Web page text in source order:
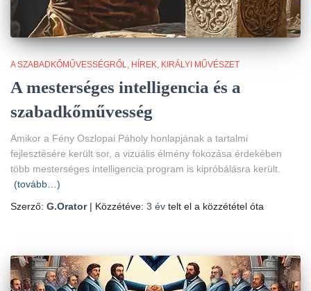
A SZABADKŐMŰVESSÉGRŐL HÍREK KIRÁLYI MŰVÉSZET
A mesterséges intelligencia és a
szabadkőművesség
Amikor a Fény Oszlopai Páholy honlapjának a tartalmi
fejlesztésére került sor, a vizuális élmény fokozása érdekében
több mesterséges intelligencia program is kipróbálásra került.
(tovább…)
Szerző: G.Orator| Közzétéve: 3 év telt el a közzététel óta